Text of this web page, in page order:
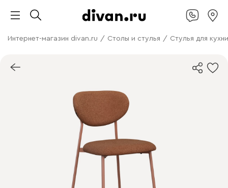
Интернет-магазин divan.ru / Столы и стулья / Стулья для кухни